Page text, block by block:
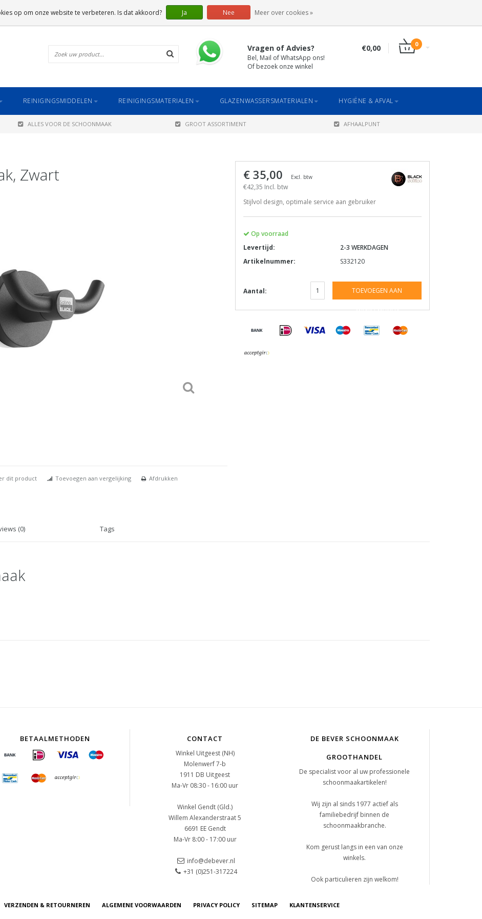
Vragen of Advies?
Bel, Mail of WhatsApp ons!
Of bezoek onze winkel
€0,00 0
REINIGINGSMIDDELEN REINIGINGSMATERIALEN GLAZENWASSERSMATERIALEN HYGIËNE & AFVAL
ALLES VOOR DE SCHOONMAAK GROOT ASSORTIMENT AFHAALPUNT
Zwart
dit product Toevoegen aan vergelijking Afdrukken
€ 35,00 Excl. btw
€42,35 Incl. btw
Stijlvol design, optimale service aan gebruiker
Op voorraad
Levertijd:
2-3 WERKDAGEN
Artikelnummer:
S332120
Aantal: TOEVOEGEN AAN
WINKELWAGEN
(0) Tags
BETAALMETHODEN CONTACT
Winkel Uitgeest (NH)
Molenwerf 7-b
1911 DB Uitgeest
Ma-Vr 08:30 - 16:00 uur
Winkel Gendt (Gld.)
Willem Alexanderstraat 5
6691 EE Gendt
Ma-Vr 8:00 - 17:00 uur
info@debever.nl
+31 (0)251-317224
DE BEVER SCHOONMAAK
GROOTHANDEL
De specialist voor al uw professionele
schoonmaakartikelen!
Wij zijn al sinds 1977 actief als
familiebedrijf binnen de
schoonmaakbranche.
Kom gerust langs in een van onze
winkels.
Ook particulieren zijn welkom!
VERZENDEN & RETOURNEREN ALGEMENE VOORWAARDEN PRIVACY POLICY SITEMAP KLANTENSERVICE
op om onze website te verbeteren. Is dat akkoord? Ja Nee Meer over cookies »